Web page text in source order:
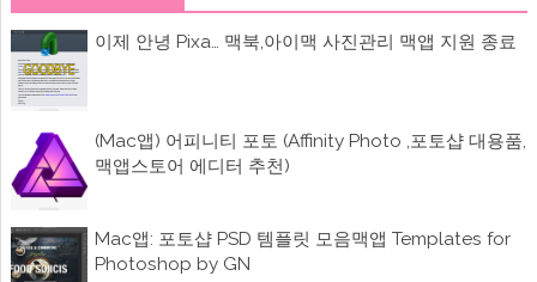
천
이제 안녕 Pixa… 맥북,아이맥 사진관리 맥앱 지원 종료
(Mac앱) 어피니티 포토 (Affinity Photo ,포토샵 대용품,
맥앱스토어 에디터 추천)
Mac앱: 포토샵 PSD 템플릿 모음맥앱 Templates for
Photoshop by GN